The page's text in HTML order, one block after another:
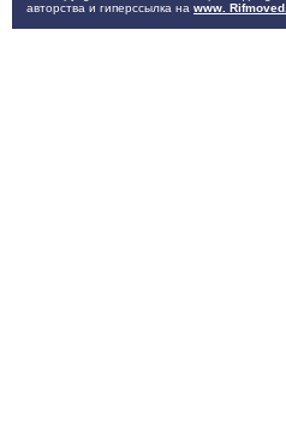
авторства и гиперссылка на www.